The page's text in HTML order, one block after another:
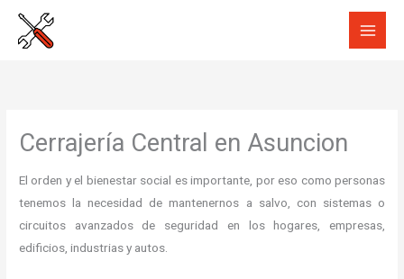
Cerrajería Central en Asuncion
El orden y el bienestar social es importante, por eso como personas
tenemos la necesidad de mantenernos a salvo, con sistemas o
circuitos avanzados de seguridad en los hogares, empresas,
edificios, industrias y autos.